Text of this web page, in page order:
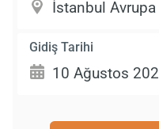
Gidiş Tarihi